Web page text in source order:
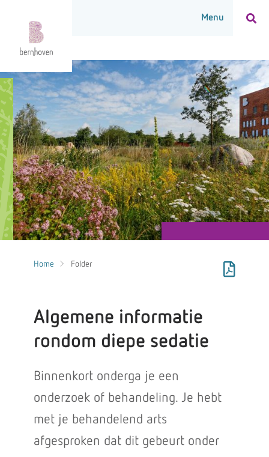
Home Folder
Algemene informatie
rondom diepe sedatie
Binnenkort onderga je een
onderzoek of behandeling. Je hebt
met je behandelend arts
afgesproken dat dit gebeurt onder